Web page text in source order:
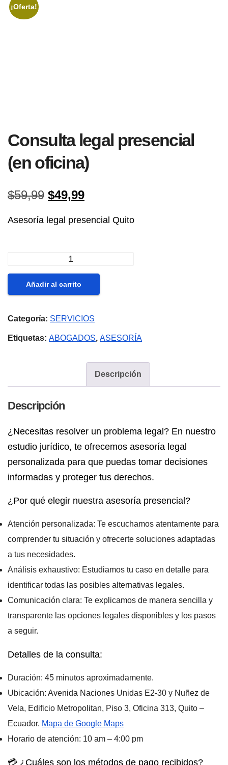
¡Oferta!
Consulta legal presencial
(en oficina)
$59,99 El
precio
$59,99.
$49,99El
precio
$49,99.
Asesoría legal presencial Quito
legal
presencial
oficina)
cantidad
Añadir al carrito
Categoría: SERVICIOS
Etiquetas: ABOGADOS, ASESORÍA
Descripción
Descripción
¿Necesitas resolver un problema legal? En nuestro
estudio jurídico, te ofrecemos asesoría legal
personalizada para que puedas tomar decisiones
informadas y proteger tus derechos.
¿Por qué elegir nuestra asesoría presencial?
Atención personalizada: Te escuchamos atentamente para
comprender tu situación y ofrecerte soluciones adaptadas
a tus necesidades.
Análisis exhaustivo: Estudiamos tu caso en detalle para
identificar todas las posibles alternativas legales.
Comunicación clara: Te explicamos de manera sencilla y
transparente las opciones legales disponibles y los pasos
a seguir.
Detalles de la consulta:
Duración: 45 minutos aproximadamente.
Ubicación: Avenida Naciones Unidas E2-30 y Nuñez de
Vela, Edificio Metropolitan, Piso 3, Oficina 313, Quito –
Ecuador. Mapa de Google Maps
Horario de atención: 10 am – 4:00 pm
💳 ¿Cuáles son los métodos de pago recibidos?